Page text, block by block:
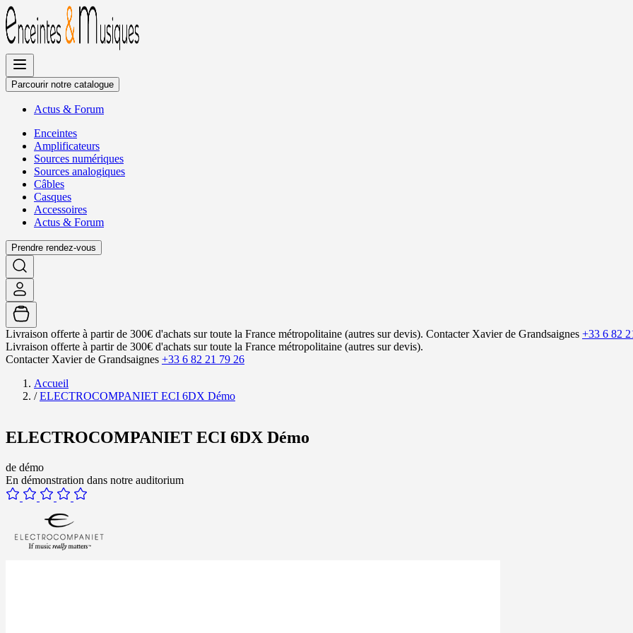
Allez
au
contenu
Parcourir notre catalogue
Actus & Forum
Enceintes
Amplificateurs
Sources numériques
Sources analogiques
Câbles
Casques
Accessoires
Actus & Forum
Prendre rendez-vous
Livraison offerte à partir de 300€ d'achats sur toute la France métropolitaine (autres sur devis). Contacter Xavier de Grandsaignes +33 6 82
Livraison offerte à partir de 300€ d'achats sur toute la France métropolitaine (autres sur devis).
Contacter Xavier de Grandsaignes +33 6 82 21 79 26
Accueil
/ ELECTROCOMPANIET ECI 6DX Démo
ELECTROCOMPANIET ECI 6DX Démo
de démo
En démonstration dans notre auditorium